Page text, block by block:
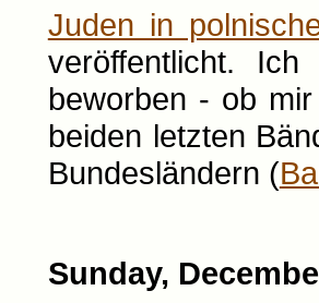
Juden in
veröffentlicht.
beworben - ob
beiden letzten
Bundesländern (
Sunday,